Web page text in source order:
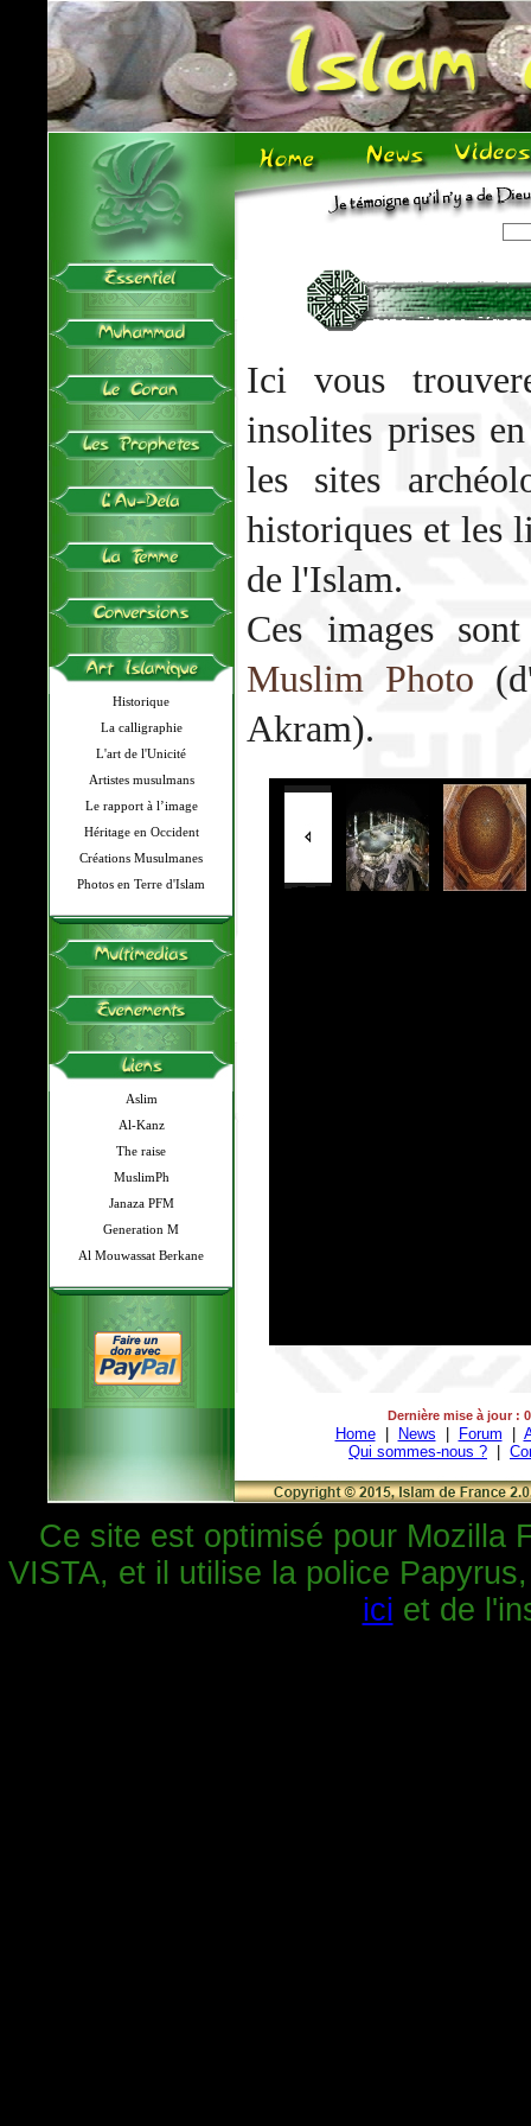
Historique
La calligraphie
L'art de l'Unicité
Artistes musulmans
Le rapport à l’image
Héritage en Occident
Créations Musulmanes
Photos en Terre d'Islam
Aslim
Al-Kanz
The raise
MuslimPh
Janaza PFM
Generation M
Al Mouwassat Berkane
Ici vous
insolites prises
les sites
historiques et les
de l'Islam.
Ces images
Muslim Photo
Akram).
Dernière mise à jour :
Home| News Forum
Qui sommes-nous ?
Ce site est optimisé pour Mozilla
VISTA, et il utilise la police
ici et de